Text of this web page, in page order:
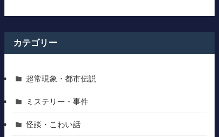
カテゴリー
超常現象・都市伝説
ミステリー・事件
怪談・こわい話